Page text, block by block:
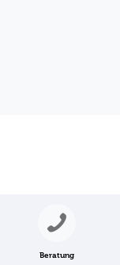
Beratung